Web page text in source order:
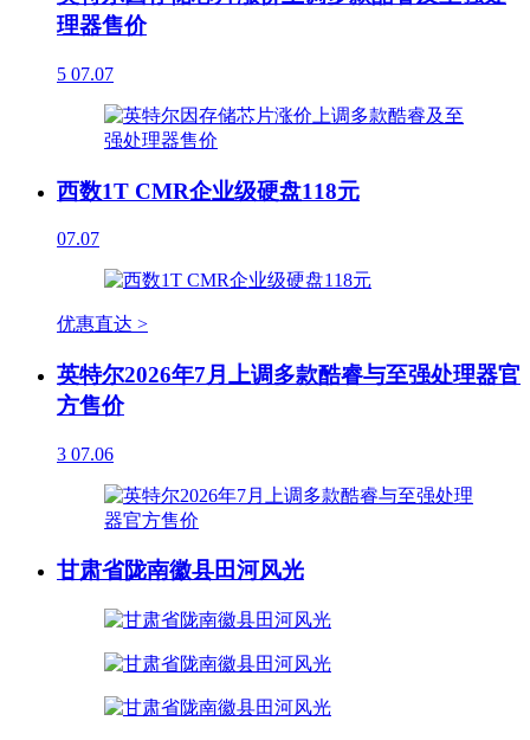
理器售价
5 07.07
西数1T CMR企业级硬盘118元
07.07
优惠直达 >
英特尔2026年7月上调多款酷睿与至强处理器官
方售价
3 07.06
甘肃省陇南徽县田河风光